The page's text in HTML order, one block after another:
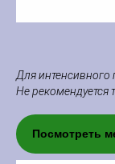
Для интенсивного
Не рекомендуется
Посмотреть